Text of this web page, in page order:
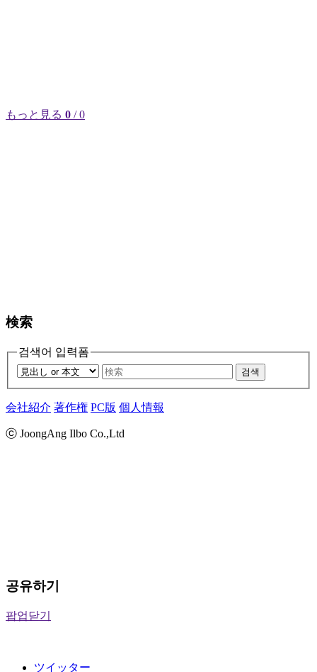
もっと見る 0 / 0
検索
검색어 입력폼
검색
会社紹介 著作権 PC版 個人情報
ⓒ JoongAng Ilbo Co.,Ltd
공유하기
팝업닫기
ツイッター